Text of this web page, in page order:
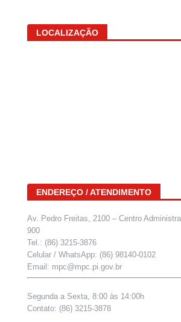
LOCALIZAÇÃO
ENDEREÇO / ATENDIMENTO
Av. Pedro Freitas, 2100 – Centro
900
Tel.: (86) 3215-3876
Celular / WhatsApp: (86) 98140-0102
Email: mpc@mpc.pi.gov.br
Segunda a Sexta, 8:00 às 14:00h
Contato: (86) 3215-3878